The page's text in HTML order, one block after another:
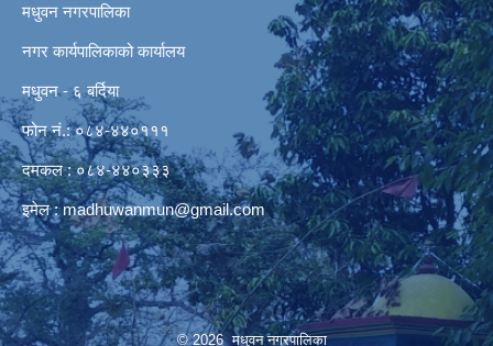
मधुवन नगरपालिका
नगर कार्यपालिकाको कार्यालय
मधुवन - ६ बर्दिया
फोन नं.: ०८४-४४०१११
दमकल : ०८४-४४०३३३
इमेल :madhuwanmun@gmail.com
© 2026 मधुवन नगरपालिका